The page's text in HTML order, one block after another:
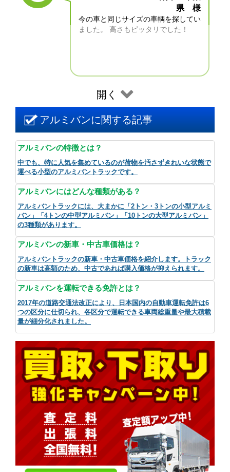
県 様
今の車と同じサイズの車輌を探してい
ました。 高さもピッタリでした！
開く
アルミバンに関する記事
アルミバンの特徴とは？
中でも、特に人気を集めているのが荷物を汚さずきれいな状態で
運べる小型のアルミバントラックです。
アルミバンにはどんな種類がある？
アルミバントラックには、大まかに「2トン・3トンの小型アルミ
バン」「4トンの中型アルミバン」「10トンの大型アルミバン」
の3種類があります。
アルミバンの新車・中古車価格は？
アルミバントラックの新車・中古車価格を紹介します。トラック
の新車は高額のため、中古であれば購入価格が抑えられます。
アルミバンを運転できる免許とは？
2017年の道路交通法改正により、日本国内の自動車運転免許は6
つの区分に仕切られ、各区分で運転できる車両総重量や最大積載
量が細分化されました。